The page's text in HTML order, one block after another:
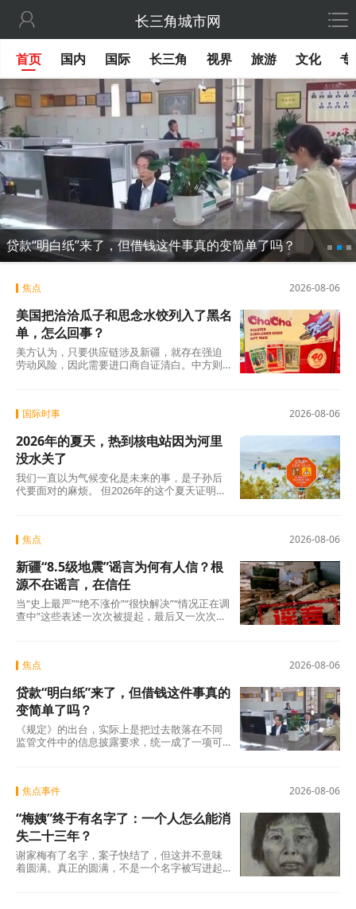
 长三角城市网
首页 国内 国际 长三角 视界 旅游 文化 专
贷款“明白纸”来了，但借钱这件事真的变简单了吗？
2026-08-06
焦点
美国把洽洽瓜子和思念水饺列入了黑名
单，怎么回事？
美方认为，只要供应链涉及新疆，就存在强迫
劳动风险，因此需要进口商自证清白。中方则
2026-08-06
国际时事
2026年的夏天，热到核电站因为河里
没水关了
我们一直以为气候变化是未来的事，是子孙后
代要面对的麻烦。 但2026年的这个夏天证明：
说室外没法待了。
2026-08-06
焦点
新疆“8.5级地震”谣言为何有人信？根
源不在谣言，在信任
当“史上最严”“绝不涨价”“很快解决”“情况正在调
查中”这些表述一次次被提起，最后又一次次悄
2026-08-06
焦点
贷款“明白纸”来了，但借钱这件事真的
变简单了吗？
《规定》的出台，实际上是把过去散落在不同
监管文件中的信息披露要求，统一成了一项可
获客、担保增信等领域的第三方合作机构统一
须在你借钱之前，把全部费用列在一张表上，
算清年化综合成本，让你签字确认。 这张表，
业内称之为贷款“明白纸”。
2026-08-06
焦点事件
“梅姨”终于有名字了：一个人怎么能消
失二十三年？
谢家梅有了名字，案子快结了，但这并不意味
着圆满。真正的圆满，不是一个名字被写进起